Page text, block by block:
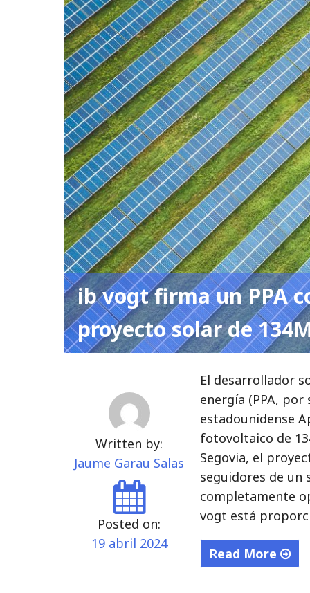
del
IPC
Mientras
UBS
Impulsa
a
Europa:
Resumen
de
Mercados"
ib vogt firma un PPA
proyecto solar de
Written by:
Jaume Garau Salas
Posted on:
19 abril 2024
El desarrollador
energía (PPA,
estadounidense
fotovoltaico de
Segovia, el
seguidores de un
completamente
vogt está
Read More